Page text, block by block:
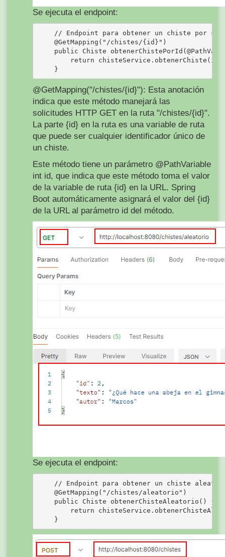
Se ejecuta el endpoint:
// Endpoint para obtener un chiste por su
    @GetMapping("/chistes/{id}")
public Chiste
return
@GetMapping("/chistes/{id}"): Esta anotación
indica que este método manejará las
solicitudes HTTP GET en la ruta "/chistes/{id}".
La parte {id} en la ruta es una variable de ruta
que puede ser cualquier identificador único de
un chiste.
Este método tiene un parámetro @PathVariable
int id, que indica que este método toma el valor
de la variable de ruta {id} en la URL. Spring
Boot automáticamente asignará el valor del {id}
de la URL al parámetro id del método.
Se ejecuta el endpoint:
// Endpoint para obtener un chiste
    @GetMapping("/chistes/aleatorio")
    public Chiste obtenerChisteAleatorio() {
return